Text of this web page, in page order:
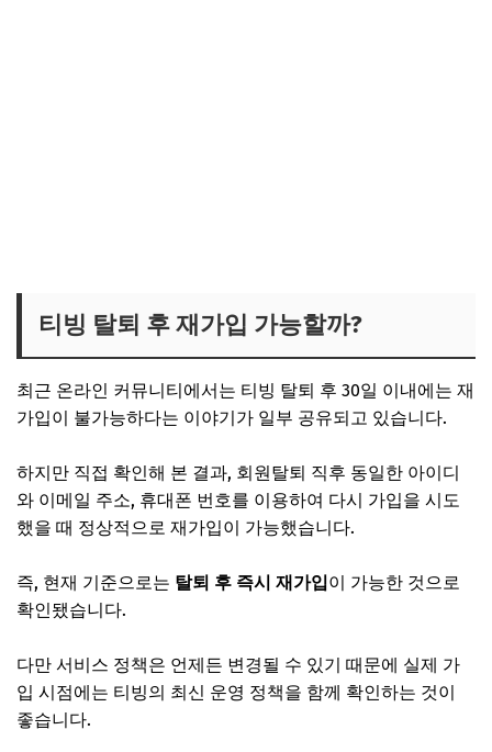
티빙 탈퇴 후 재가입 가능할까?
최근 온라인 커뮤니티에서는 티빙 탈퇴 후 30일 이내에는 재
가입이 불가능하다는 이야기가 일부 공유되고 있습니다.
하지만 직접 확인해 본 결과, 회원탈퇴 직후 동일한 아이디
와 이메일 주소, 휴대폰 번호를 이용하여 다시 가입을 시도
했을 때 정상적으로 재가입이 가능했습니다.
즉, 현재 기준으로는 탈퇴 후 즉시 재가입이 가능한 것으로
확인됐습니다.
다만 서비스 정책은 언제든 변경될 수 있기 때문에 실제 가
입 시점에는 티빙의 최신 운영 정책을 함께 확인하는 것이
좋습니다.